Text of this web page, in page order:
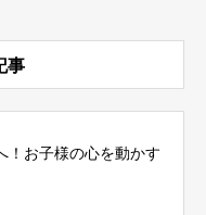
事
！お子様の心を動かす